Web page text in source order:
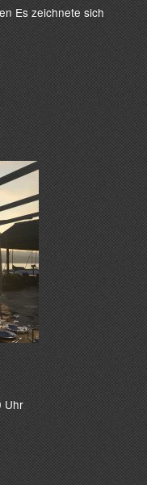
Es zeichnete sich
Uhr